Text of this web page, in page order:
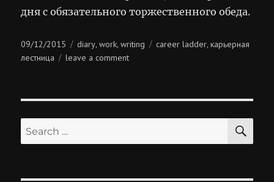
дня с обязательного торжественного обеда.
Posted
on
09/12/2015 Categories
diary,work,writing Tags
career ladder,карьерная
лестница
leave a commenton
Search
for: